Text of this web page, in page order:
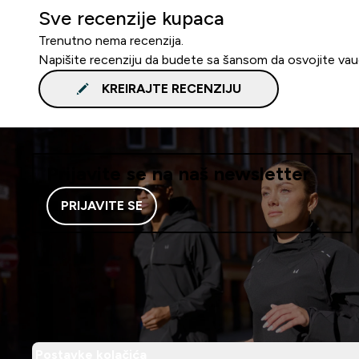
Sve recenzije kupaca
Trenutno nema recenzija.
Napišite recenziju da budete sa šansom da osvojite
KREIRAJTE RECENZIJU
Prijavite se na naš newsletter
PRIJAVITE SE